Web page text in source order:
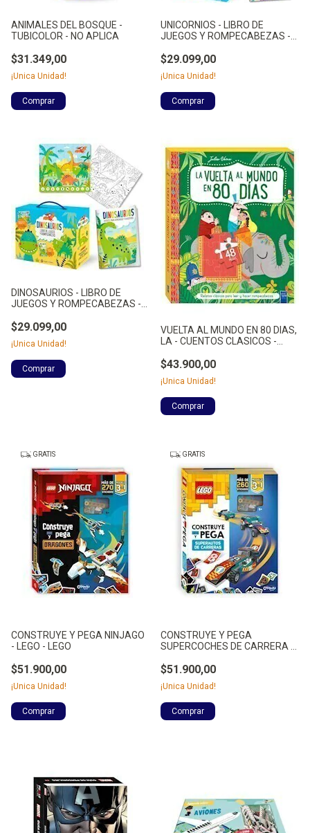
ANIMALES DEL BOSQUE -
TUBICOLOR - NO APLICA
$31.349,00
¡Unica Unidad!
UNICORNIOS - LIBRO DE
JUEGOS Y ROMPECABEZAS -
$29.099,00
¡Unica Unidad!
DINOSAURIOS - LIBRO DE
JUEGOS Y ROMPECABEZAS -
$29.099,00
¡Unica Unidad!
VUELTA AL MUNDO EN 80 DIAS,
LA - CUENTOS CLASICOS -
$43.900,00
¡Unica Unidad!
GRATIS
CONSTRUYE Y PEGA NINJAGO
- LEGO - LEGO
$51.900,00
¡Unica Unidad!
GRATIS
CONSTRUYE Y PEGA
SUPERCOCHES DE CARRERA -
$51.900,00
¡Unica Unidad!